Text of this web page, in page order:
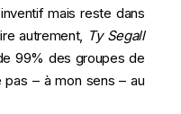
mais reste dans
autrement, Ty Segall
99% des groupes de
pas – à mon sens – au